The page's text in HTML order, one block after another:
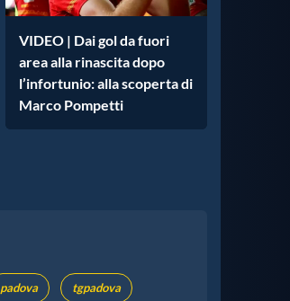
VIDEO | Dai gol da fuori
area alla rinascita dopo
l’infortunio: alla scoperta di
Marco Pompetti
padova tgpadova